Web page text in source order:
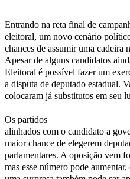
Entrando na reta final de
eleitoral, um novo cenário
chances de assumir uma
Apesar de alguns candidatos
Eleitoral é possível fazer um
a disputa de deputado estadual.
colocaram já substitutos em seu
Os partidos
alinhados com o candidato a
maior chance de elegerem
parlamentares. A oposição vem
mas esse número pode